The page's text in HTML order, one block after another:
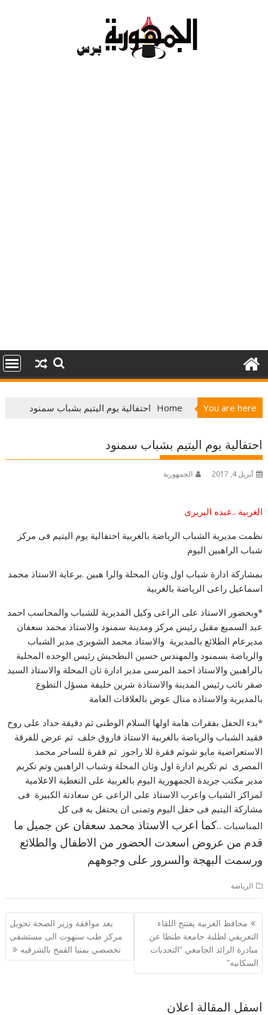
You are here
Home احتفالية يوم اليتيم بشباب سمنود
احتفالية يوم اليتيم بشباب سمنود
أبريل 4, 2017 الجمهورية
الغربية ..عبده البربرى
نظمت مديرية الشباب الرياضة بالغربية احتفالية يوم اليتيم فى مركز
شباب الراهبين اليوم
بمشاركة ادارة شباب اول وثان المحلة والرا هبين .برعاية الاستاذ محمد
اسماعيل راعى الرياضة بالغربية
*وبحضور الاستاذ على الراعى وكيل المديرية للشباب والمحاسب احمد
عبد السميع مقبل رئيس مركز ومدينة سمنود والاستاذ محمد سعفان
مديرعام الطلائع بالمديرية والاستاذ محمد الشوبرى مدير الشباب
والرياضة بسمنود والمهندس حسين البطحيش رئيس الوحده المحلية
بالراهبين والاستاذ احمد المرسى مدير ادارة ثان المحلة والاستاذ السيد
صقر نائب رئيس المدينة والاستاذة شرين خليفة مسؤل التطوع
بالمديرية والاستاذه منال عوض بالعلاقات العامة
*بدء الحفل بفقرات هامة اولها السلام الوطنى ثم دقيقة حداد على روح
فقيد الشباب والرياضة بالغربية الاستاذ فاروق خلف ثم عرض للفرقة
الاستعراضية مايو شوثم فقرة للا راجوز ثم فقرة للساحر محمد
المصرى ثم تكريم ادارة اول وثان المحلة وشباب الراهبين وتم تكريم
مدير مكتب جريدة الجمهورية اليوم بالغربية على التغطية الاعلامية
لمراكز الشباب واعرب الاستاذ على الراعى عن سعادتة الكبيرة فى
مشاركة اليتيم فى حفل اليوم وتمنى ان يحتفل به فى كل
المناسبات ..كما اعرب الاستاذ محمد سعفان عن جميل ما
قدم من عروض اسعدت الحضور من الاطفال والطلائع
ورسمت البهجة والسرور على وجوههم
الرياضة
تصفّح
المقالات
محافظ الغربية يفتتح اللقاء
التعريفي لطلبة جامعة طنطا عن
مبادرة الرائد الجامعي “التحديات
السكانيه”
بعد موافقة وزير الصحة تحويل
مركز طب سنهوت الى مستشفى
تخصصي بمنيا القمح بالشرقيه
اسفل المقالة اعلان